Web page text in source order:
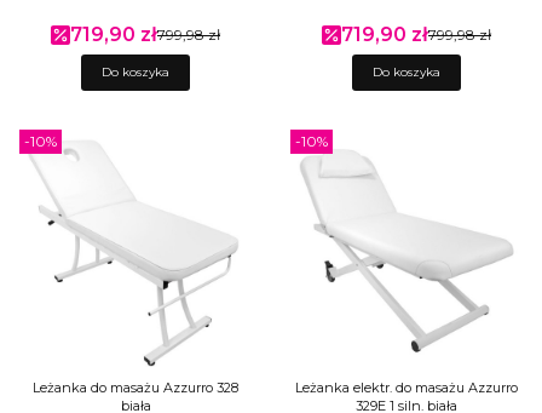
Cena promocyjna
719,90 zł799,98 zł
Do koszyka
Cena promocyjna
719,90 zł799,98 zł
Do koszyka
Leżanka do masażu Azzurro 328
biała
-10%
Leżanka elektr. do masażu Azzurro
329E 1 siln. biała
-10%